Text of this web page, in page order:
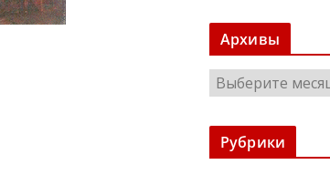
Архивы
р
х
Рубрики